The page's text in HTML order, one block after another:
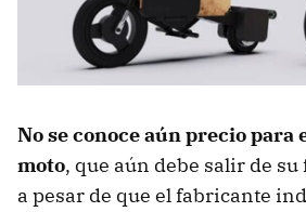
No se conoce aún precio para
moto, que aún debe salir de
a pesar de que el fabricante